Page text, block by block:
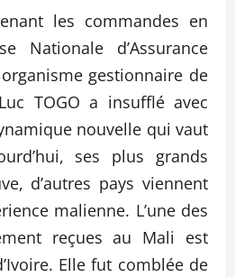
les commandes en
Nationale d’Assurance
gestionnaire de
TOGO a insufflé avec
nouvelle qui vaut
ses plus grands
d’autres pays viennent
malienne. L’une des
reçues au Mali est
Elle fut comblée de